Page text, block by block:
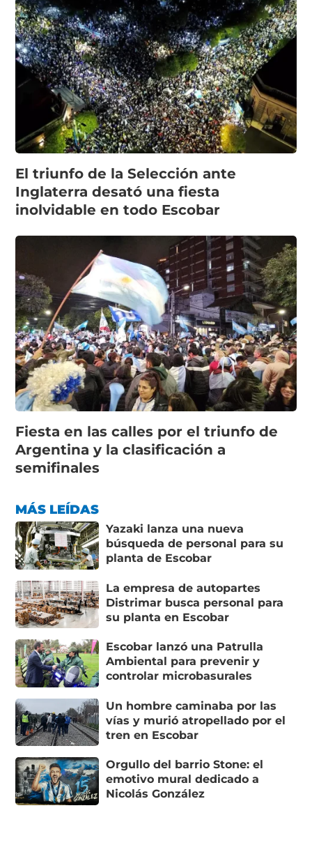
El triunfo de la Selección ante
Inglaterra desató una fiesta
inolvidable en todo Escobar
Fiesta en las calles por el triunfo de
Argentina y la clasificación a
semifinales
MÁS LEÍDAS
Yazaki lanza una nueva
búsqueda de personal para su
planta de Escobar
La empresa de autopartes
Distrimar busca personal para
su planta en Escobar
Escobar lanzó una Patrulla
Ambiental para prevenir y
controlar microbasurales
Un hombre caminaba por las
vías y murió atropellado por el
tren en Escobar
Orgullo del barrio Stone: el
emotivo mural dedicado a
Nicolás González